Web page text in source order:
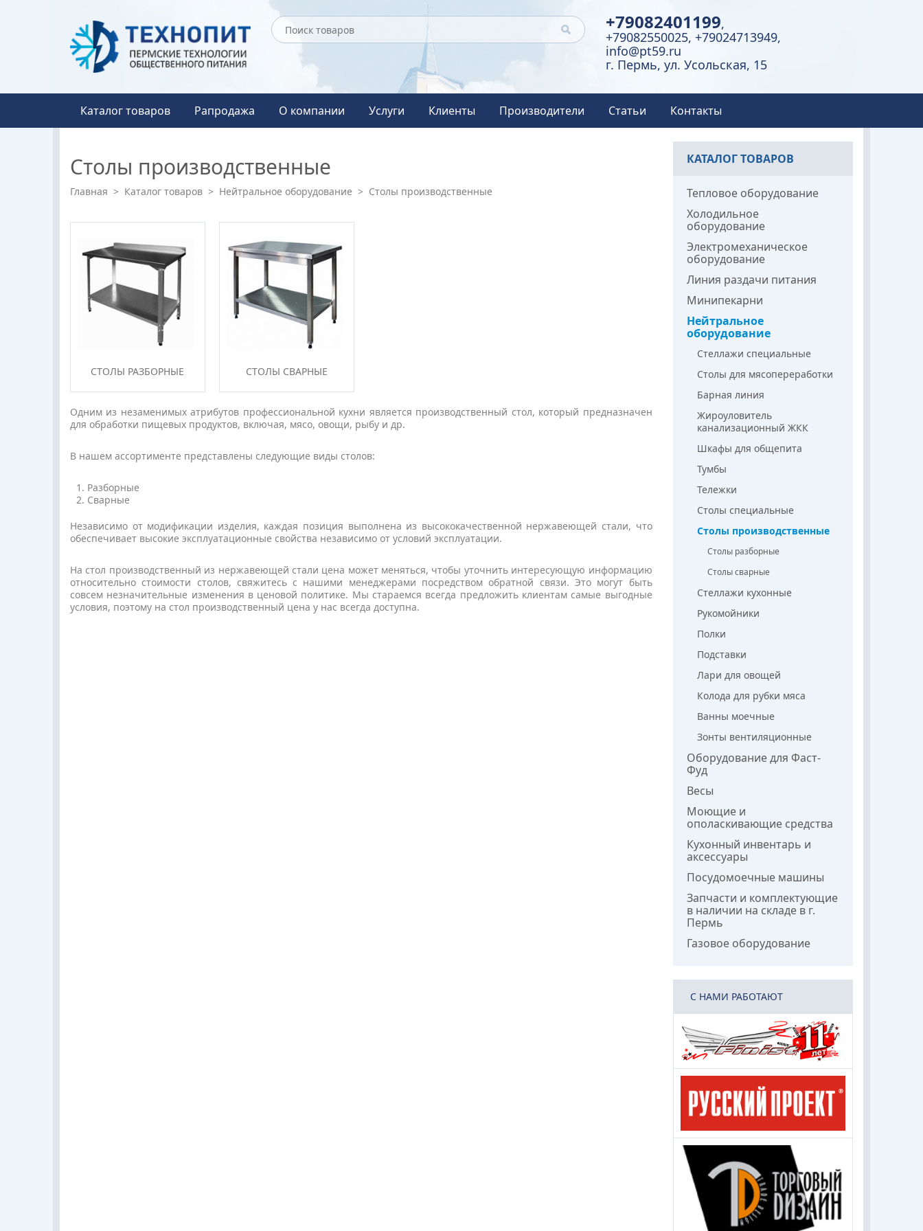
+79082401199,
+79082550025, +79024713949,
info@pt59.ru
г. Пермь, ул. Усольская, 15
Каталог товаров Рапродажа О компании Услуги Клиенты Производители Статьи Контакты
Столы производственные
Главная > Каталог товаров > Нейтральное оборудование > Столы производственные
СТО­ЛЫ РАЗ­БОРНЫЕ СТО­ЛЫ СВАР­НЫЕ
Одним из незаменимых атрибутов профессиональной кухни является производственный стол, который предназначен
для обработки пищевых продуктов, включая, мясо, овощи, рыбу и др.
В нашем ассортименте представлены следующие виды столов:
Разборные
Сварные
Независимо от модификации изделия, каждая позиция выполнена из высококачественной нержавеющей стали, что
обеспечивает высокие эксплуатационные свойства независимо от условий эксплуатации.
На стол производственный из нержавеющей стали цена может меняться, чтобы уточнить интересующую информацию
относительно стоимости столов, свяжитесь с нашими менеджерами посредством обратной связи. Это могут быть
совсем незначительные изменения в ценовой политике. Мы стараемся всегда предложить клиентам самые выгодные
условия, поэтому на стол производственный цена у нас всегда доступна.
КАТАЛОГ ТОВАРОВ
Тепловое оборудование
Холодильное
оборудование
Электромеханическое
оборудование
Линия раздачи питания
Минипекарни
Нейтральное
оборудование
Стеллажи специальные
Столы для мясопереработки
Барная линия
Жироуловитель
канализационный ЖКК
Шкафы для общепита
Тумбы
Тележки
Столы специальные
Столы производственные
Столы разборные
Столы сварные
Стеллажи кухонные
Рукомойники
Полки
Подставки
Лари для овощей
Колода для рубки мяса
Ванны моечные
Зонты вентиляционные
Оборудование для Фаст-
Фуд
Весы
Моющие и
ополаскивающие средства
Кухонный инвентарь и
аксессуары
Посудомоечные машины
Запчасти и комплектующие
в наличии на складе в г.
Пермь
Газовое оборудование
C НАМИ РАБОТАЮТ